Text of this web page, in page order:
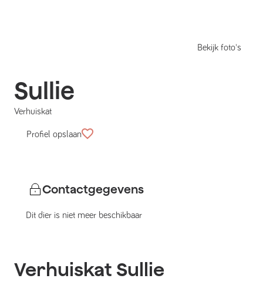
Bekijk foto's
Sullie
Verhuiskat
Profiel opslaan
Contactgegevens
Dit dier is niet meer beschikbaar
Verhuiskat Sullie